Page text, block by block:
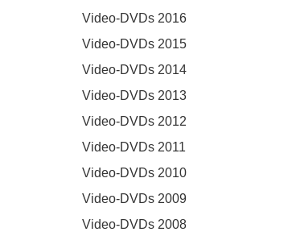
Video-DVDs 2016
Video-DVDs 2015
Video-DVDs 2014
Video-DVDs 2013
Video-DVDs 2012
Video-DVDs 2011
Video-DVDs 2010
Video-DVDs 2009
Video-DVDs 2008